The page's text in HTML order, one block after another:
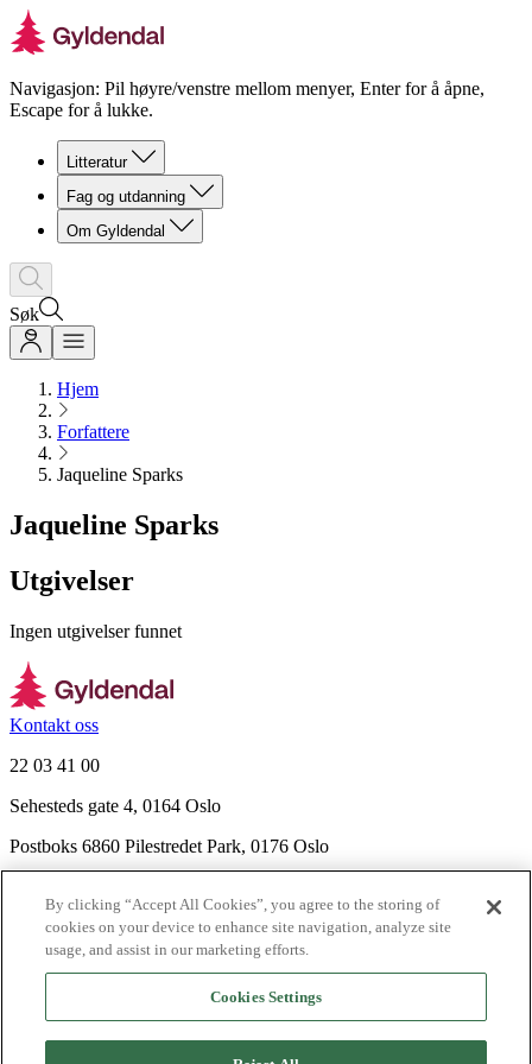
Navigasjon: Pil høyre/venstre mellom menyer, Enter for å åpne,
Escape for å lukke.
Litteratur
Fag og utdanning
Om Gyldendal
Søk
Hjem
Forfattere
Jaqueline Sparks
Jaqueline Sparks
Utgivelser
Ingen utgivelser funnet
Kontakt oss
22 03 41 00
Sehesteds gate 4, 0164 Oslo
Postboks 6860 Pilestredet Park, 0176 Oslo
Nyhetsbrev
Ledige stillinger
Send inn manus
By clicking “Accept All Cookies”, you agree to the storing of
cookies on your device to enhance site navigation, analyze site
usage, and assist in our marketing efforts.
Cookies Settings